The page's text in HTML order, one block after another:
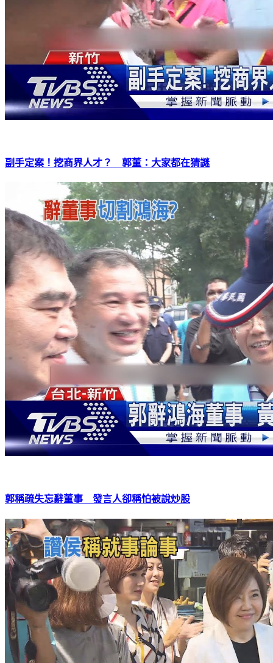
副手定案！挖商界人才？ 郭董：大家都在猜謎
郭稱疏失忘辭董事 發言人卻稱怕被說炒股